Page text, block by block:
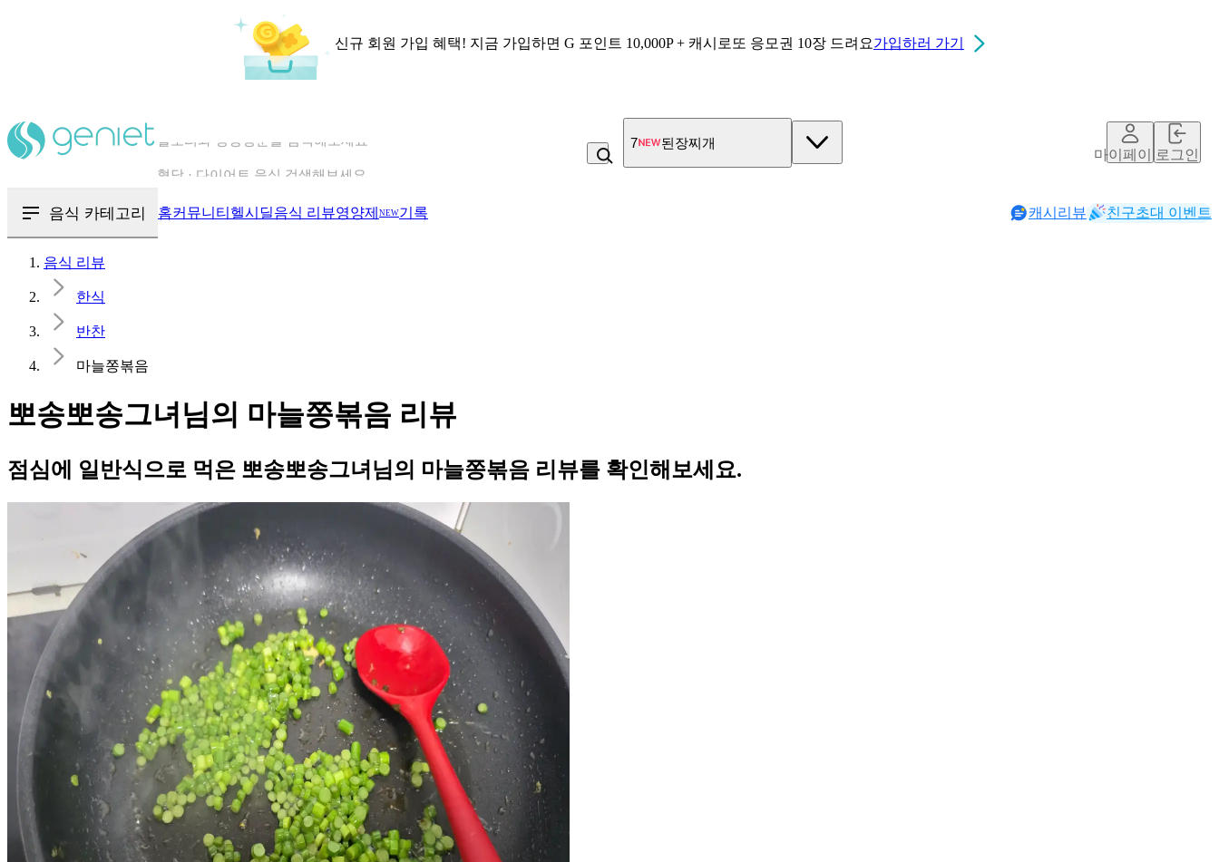
신규 회원 가입 혜택! 지금 가입하면 G 포인트 10,000P + 캐시로또 응모권 10장 드려요가입하러 가기
8 냉면
마이페이지로그인
음식 카테고리 홈커뮤니티 헬시딜음식 리뷰영양제 NEW기록 캐시리뷰 친구초대 이벤트
음식 리뷰
한식
반찬
마늘쫑볶음
뽀송뽀송그녀님의 마늘쫑볶음 리뷰
점심에 일반식으로 먹은 뽀송뽀송그녀님의 마늘쫑볶음 리뷰를 확인해보세요.